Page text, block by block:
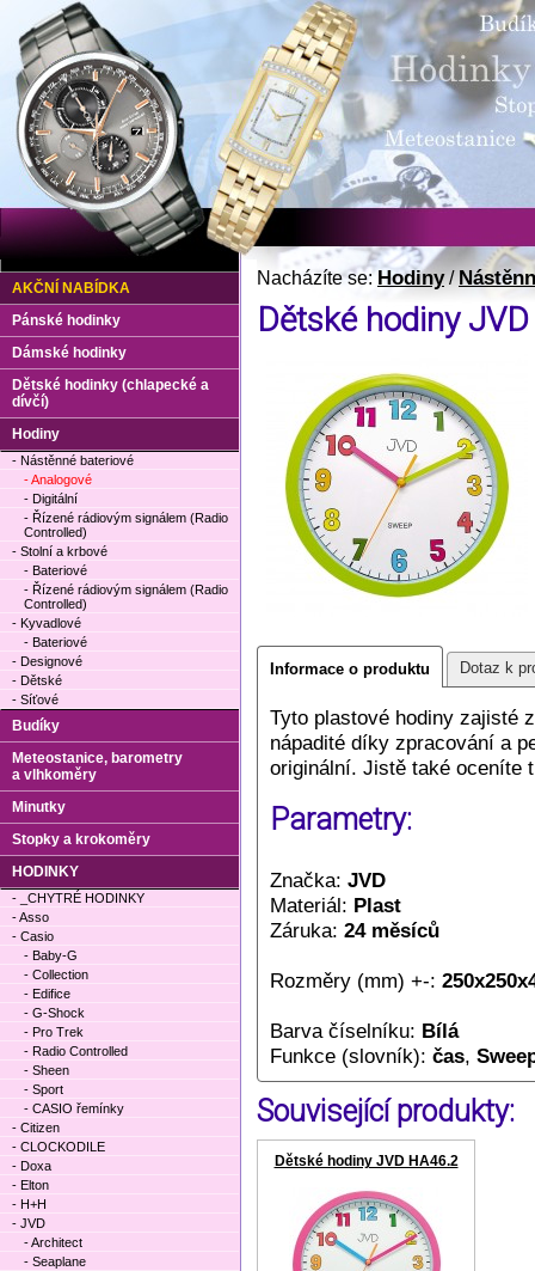
Nacházíte se:Hodiny/
Dětské hodiny
Informace o produktu Dotaz k
Tyto plastové hodiny zajisté
nápadité díky zpracování a
originální. Jistě také oceníte
Parametry:
Značka: JVD
Materiál: Plast
Záruka: 24 měsíců
Rozměry (mm) +-:
Barva číselníku: Bílá
Funkce (slovník): čas,
Související produkty:
Dětské hodiny JVD HA46.2
AKČNÍ NABÍDKA
Pánské hodinky
Dámské hodinky
Dětské hodinky (chlapecké a
dívčí)
Hodiny
- Nástěnné bateriové
- Analogové
- Digitální
- Řízené rádiovým signálem (Radio
Controlled)
- Stolní a krbové
- Bateriové
- Řízené rádiovým signálem (Radio
Controlled)
- Kyvadlové
- Bateriové
- Designové
- Dětské
- Síťové
Budíky
Meteostanice, barometry
a vlhkoměry
Minutky
Stopky a krokoměry
HODINKY
- _CHYTRÉ HODINKY
- Asso
- Casio
- Baby-G
- Collection
- Edifice
- G-Shock
- Pro Trek
- Radio Controlled
- Sheen
- Sport
- CASIO řemínky
- Citizen
- CLOCKODILE
- Doxa
- Elton
- H+H
- JVD
- Architect
- Seaplane